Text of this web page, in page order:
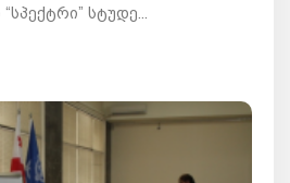
სტუდე...